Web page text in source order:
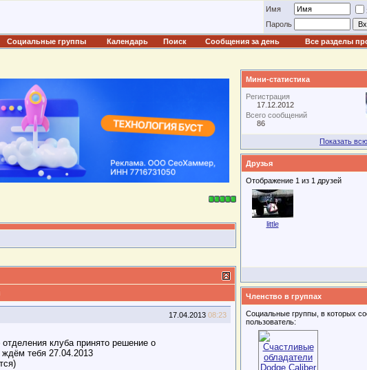
Имя
Пароль
Социальные группы Календарь Поиск Сообщения за день Все разделы
17.04.2013 08:23
отделения клуба принято решение о
тебя 27.04.2013
Мини-статистика
Регистрация
17.12.2012
Всего сообщений
86
Показать
Друзья
Отображение 1 из 1 друзей
little
Членство в группах
Социальные группы, в которых
пользователь: